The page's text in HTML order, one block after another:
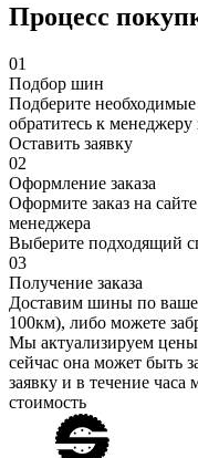
Процесс
01
Подбор шин
Подберите
обратитесь к
Оставить заявку
02
Оформление заказа
Оформите заказ на
менеджера
Выберите подходящий
03
Получение заказа
Доставим шины по
100км), либо можете
Мы актуализируем
сейчас она может быть
заявку и в течение часа
стоимость